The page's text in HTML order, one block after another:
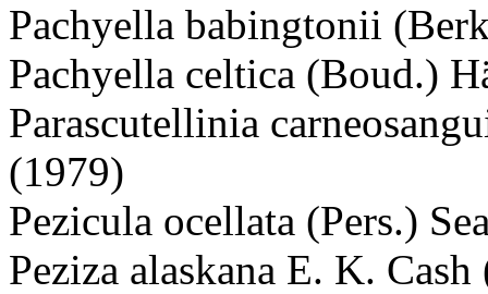
Pachyella babingtonii
Pachyella celtica (Boud.)
Parascutellinia
(1979)
Pezicula ocellata (Pers.)
Peziza alaskana E. K.